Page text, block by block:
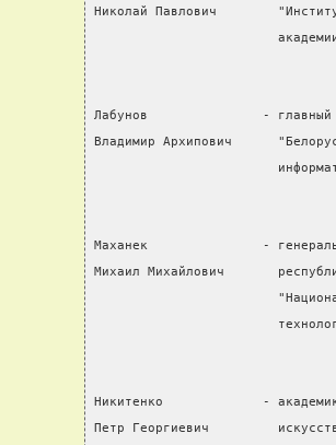
Николай Павлович
Лабунов               - главный
Владимир Архипович
Маханек               -
Михаил Михайлович
Никитенко             - академик-
Петр Георгиевич         искусств